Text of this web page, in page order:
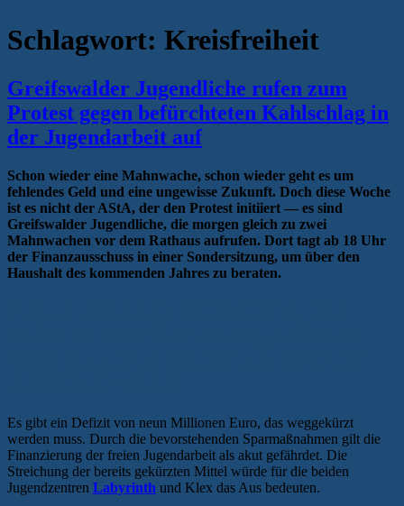
Schlagwort: Kreisfreiheit
Greifswalder Jugendliche rufen zum
Protest gegen befürchteten Kahlschlag in
der Jugendarbeit auf
Schon wieder eine Mahnwache, schon wieder geht es um
fehlendes Geld und eine ungewisse Zukunft. Doch diese Woche
ist es nicht der AStA, der den Protest initiiert — es sind
Greifswalder Jugendliche, die morgen gleich zu zwei
Mahnwachen vor dem Rathaus aufrufen. Dort tagt ab 18 Uhr
der Finanzausschuss in einer Sondersitzung, um über den
Haushalt des kommenden Jahres zu beraten.
Es gibt ein Defizit von neun Millionen Euro, das weggekürzt
werden muss. Durch die bevorstehenden Sparmaßnahmen gilt die
Finanzierung der freien Jugendarbeit als akut gefährdet. Die
Streichung der bereits gekürzten Mittel würde für die beiden
Jugendzentren Labyrinth und Klex das Aus bedeuten.